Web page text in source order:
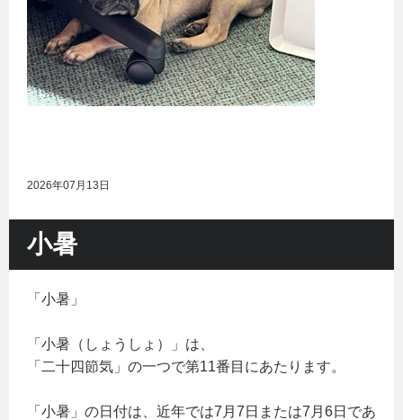
2026年07月13日
小暑
「小暑」
「小暑（しょうしょ）」は、
「二十四節気」の一つで第11番目にあたります。
「小暑」の日付は、近年では7月7日または7月6日であ